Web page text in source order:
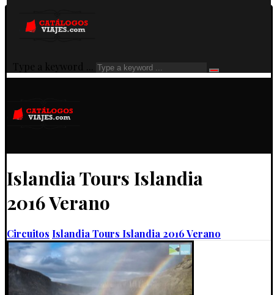
Type a keyword ...
Islandia Tours Islandia
2016 Verano
Circuitos Islandia Tours Islandia 2016 Verano